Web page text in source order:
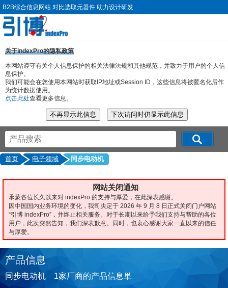
B2B综合信息网站 对比选取元器件 助力设计研发
关于indexPro的隐私政策
本网站遵守有关个人信息保护的相关法律法规和其他规范，并致力于用户的个人信
息保护。
我们可能会在您使用本网站时获取IP地址或Session ID，这些信息将被匿名化后作
为统计数据使用。
点击此处查看更多信息。
首页 电子领域 同步电动机
网站关闭通知
承蒙各位长久以来对 indexPro 的支持与厚爱，在此深表感谢。
因中国国内业务环境的变化，我司决定于 2026 年 9 月 8 日正式关闭门户网站
“引博 indexPro”，并终止相关服务。对于长期以来给予我们支持与帮助的各位
用户，此次突然告知，我们深表歉意。同时，也衷心感谢大家一直以来的信任
与厚爱。
产品信息
同步电动机 1家厂商的产品信息単